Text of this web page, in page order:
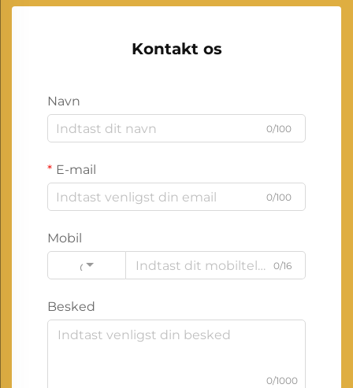
Kontakt os
Navn
0/100
E-mail
0/100
Mobil
Code
0/16
Besked
0/1000